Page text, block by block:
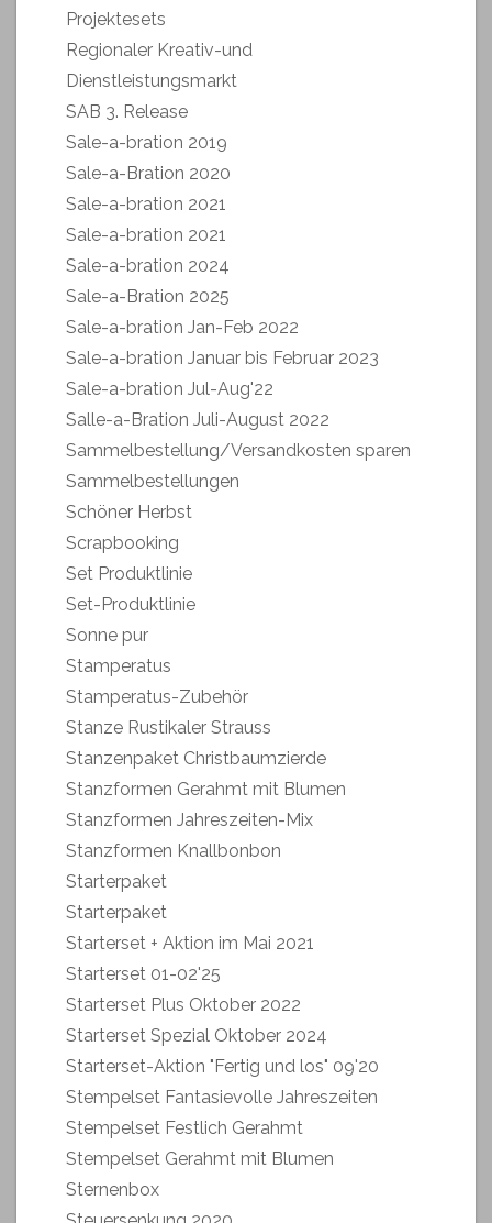
Projektesets
Regionaler Kreativ-und
Dienstleistungsmarkt
SAB 3. Release
Sale-a-bration 2019
Sale-a-Bration 2020
Sale-a-bration 2021
Sale-a-bration 2021
Sale-a-bration 2024
Sale-a-Bration 2025
Sale-a-bration Jan-Feb 2022
Sale-a-bration Januar bis Februar 2023
Sale-a-bration Jul-Aug'22
Salle-a-Bration Juli-August 2022
Sammelbestellung/Versandkosten sparen
Sammelbestellungen
Schöner Herbst
Scrapbooking
Set Produktlinie
Set-Produktlinie
Sonne pur
Stamperatus
Stamperatus-Zubehör
Stanze Rustikaler Strauss
Stanzenpaket Christbaumzierde
Stanzformen Gerahmt mit Blumen
Stanzformen Jahreszeiten-Mix
Stanzformen Knallbonbon
Starterpaket
Starterpaket
Starterset + Aktion im Mai 2021
Starterset 01-02'25
Starterset Plus Oktober 2022
Starterset Spezial Oktober 2024
Starterset-Aktion "Fertig und los" 09'20
Stempelset Fantasievolle Jahreszeiten
Stempelset Festlich Gerahmt
Stempelset Gerahmt mit Blumen
Sternenbox